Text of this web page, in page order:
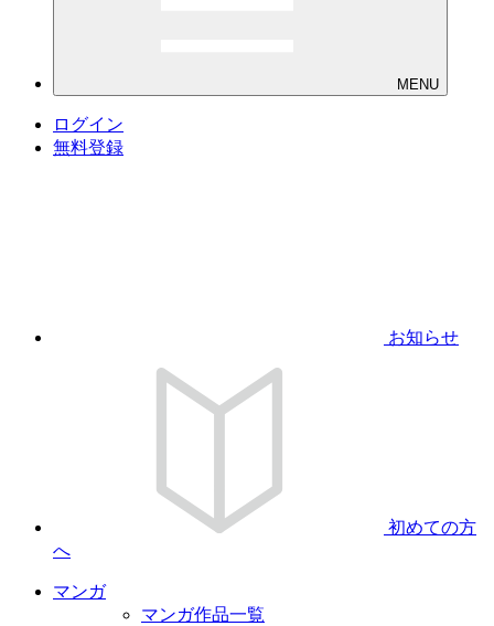
MENU
ログイン
無料登録
お知らせ
初めての方
へ
マンガ
マンガ作品一覧